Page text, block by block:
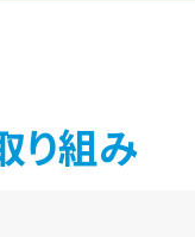
り組み